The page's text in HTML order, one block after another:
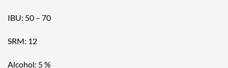
IBU: 50 – 70
SRM: 12
Alcohol: 5 %